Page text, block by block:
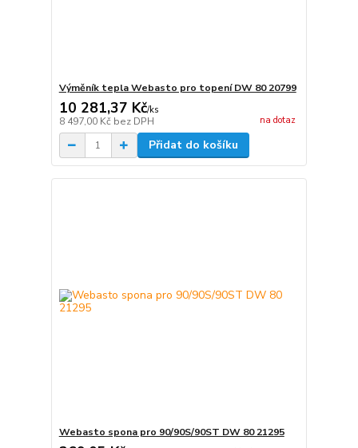
Výměník tepla Webasto pro topení DW 80 20799
10 281,37 Kč/ks
8 497,00 Kč bez DPH na dotaz
Přidat do košíku
Webasto spona pro 90/90S/90ST DW 80 21295